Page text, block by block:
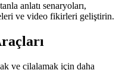
anlatı senaryoları,
ve video fikirleri geliştirin.
ve cilalamak için daha